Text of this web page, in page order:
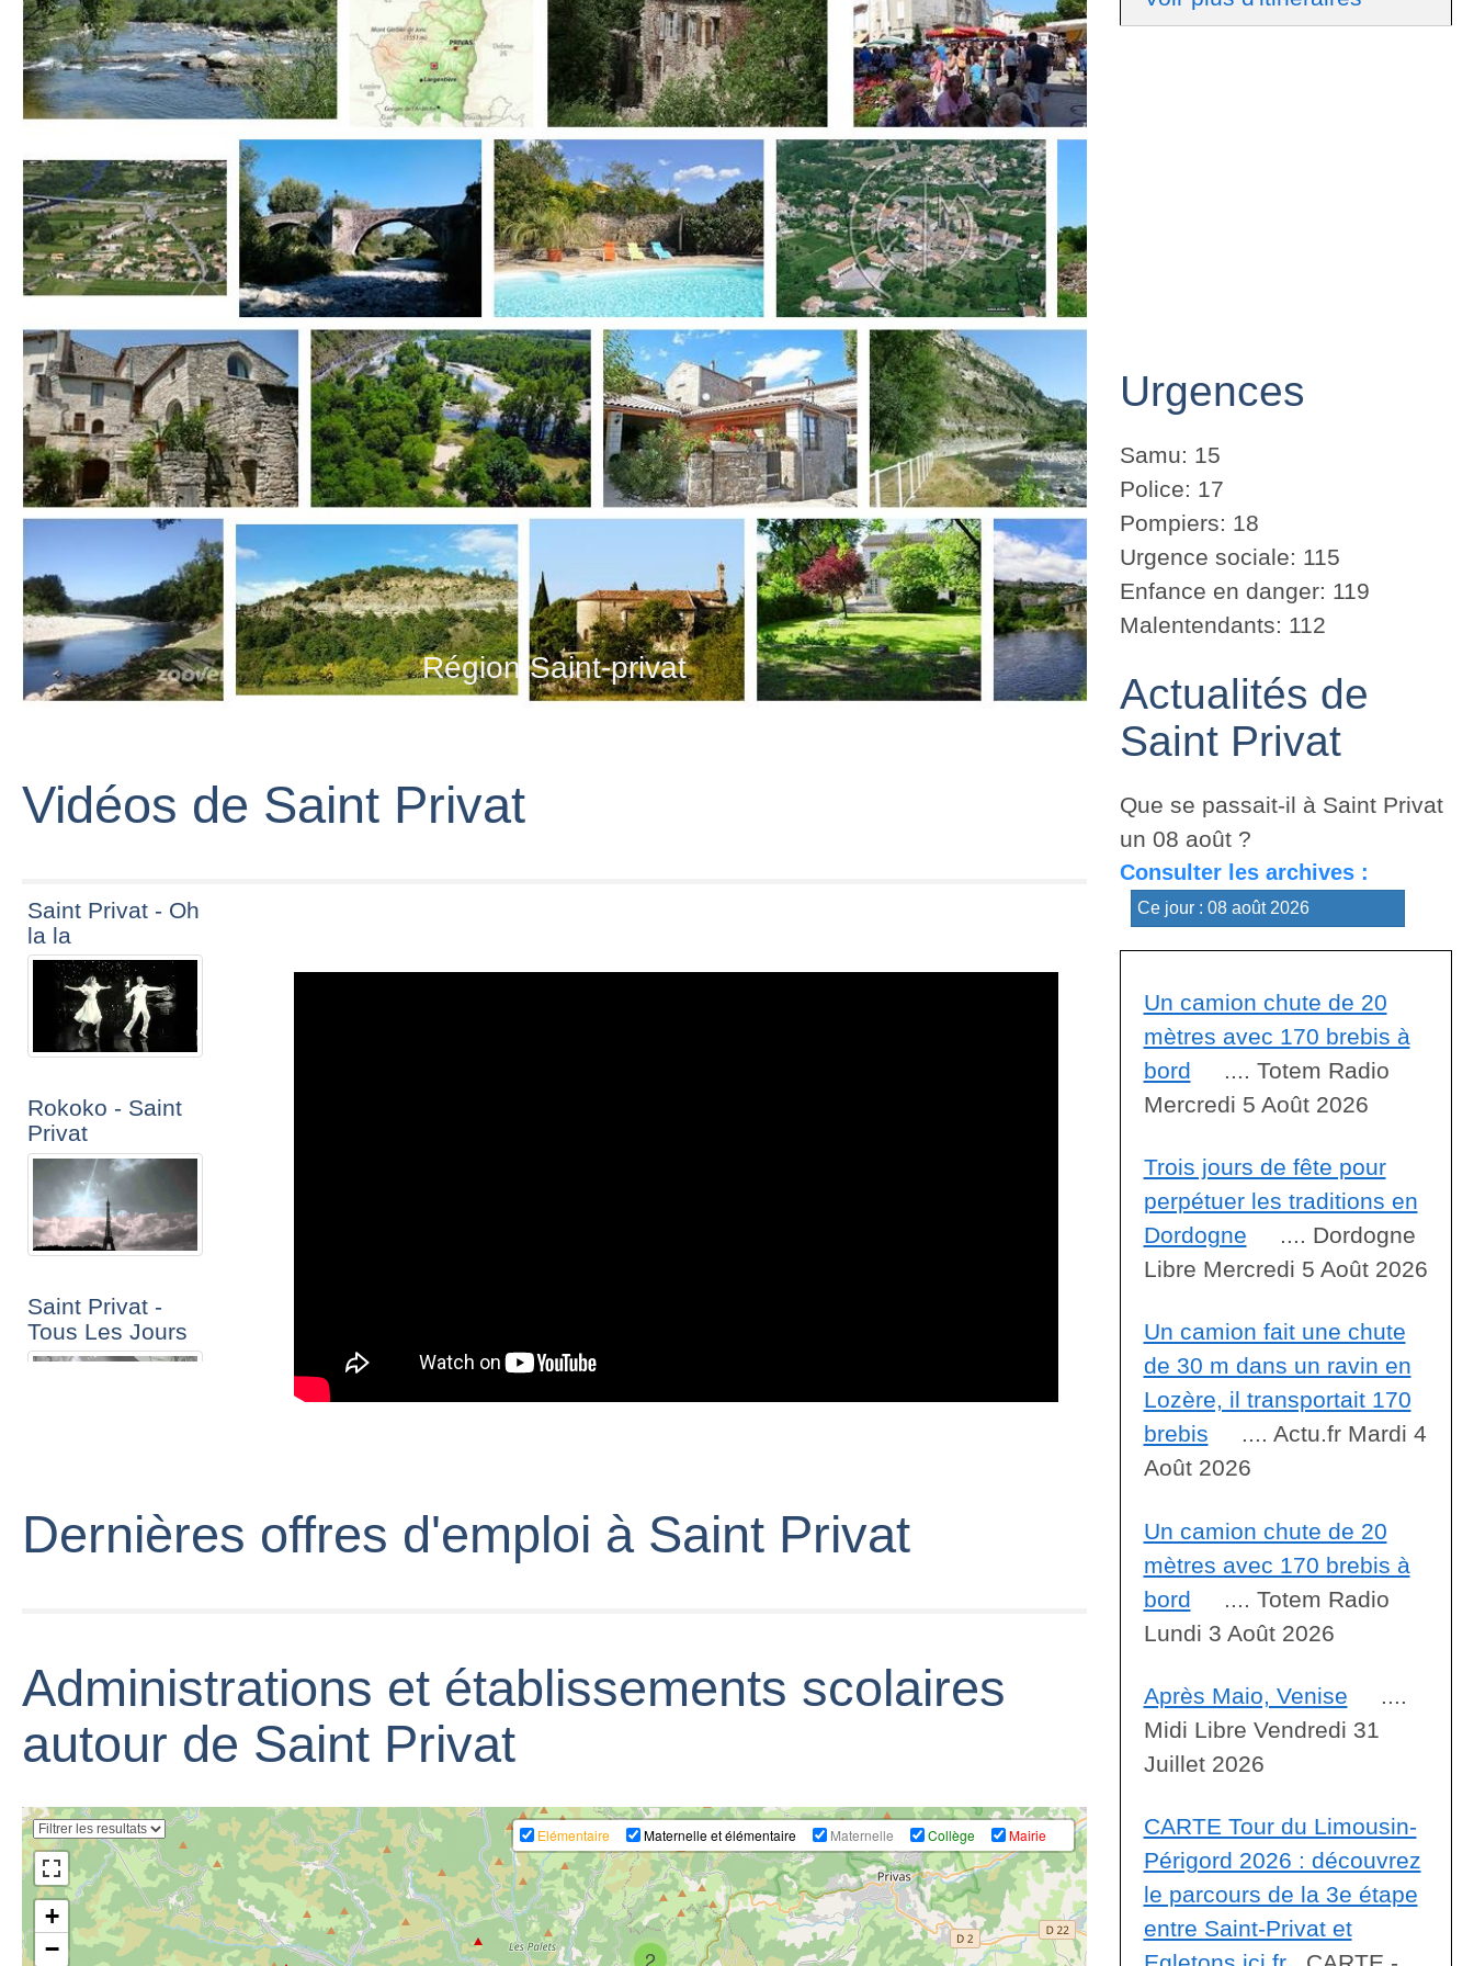
Région Saint-privat
Vidéos de Saint Privat
Saint Privat - Oh
la la
Rokoko - Saint
Privat
Saint Privat -
Tous Les Jours
by Saint Privat
Saint Privat -
Poisson Rouge
(Official Video)
Saint Privat -
Dernières offres d'emploi à Saint Privat
Administrations et établissements scolaires
autour de Saint Privat
2
+
−
Elémentaire Maternelle et élémentaire Maternelle Collège Mairie
Urgences
Samu: 15
Police: 17
Pompiers: 18
Urgence sociale: 115
Enfance en danger: 119
Malentendants: 112
Actualités de
Saint Privat
Que se passait-il à Saint Privat
un 08 août ?
Consulter les archives :
Un camion chute de 20
mètres avec 170 brebis à
bord .... Totem Radio
Mercredi 5 Août 2026
Trois jours de fête pour
perpétuer les traditions en
Dordogne .... Dordogne
Libre Mercredi 5 Août 2026
Un camion fait une chute
de 30 m dans un ravin en
Lozère, il transportait 170
brebis .... Actu.fr Mardi 4
Août 2026
Un camion chute de 20
mètres avec 170 brebis à
bord .... Totem Radio
Lundi 3 Août 2026
Après Maio, Venise ....
Midi Libre Vendredi 31
Juillet 2026
CARTE Tour du Limousin-
Périgord 2026 : découvrez
le parcours de la 3e étape
entre Saint-Privat et